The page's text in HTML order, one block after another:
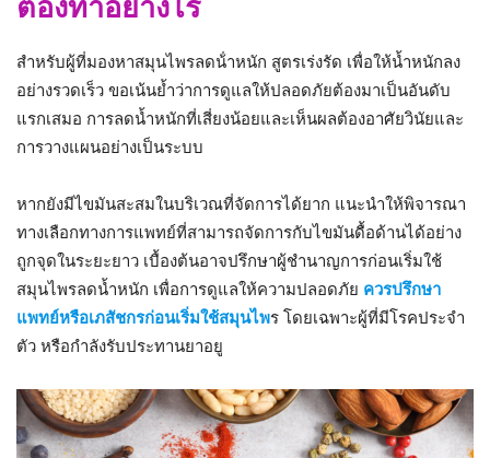
ต้องทำอย่างไร
สำหรับผู้ที่มองหาสมุนไพรลดน้ําหนัก สูตรเร่งรัด เพื่อให้น้ำหนักลง
อย่างรวดเร็ว ขอเน้นย้ำว่าการดูแลให้ปลอดภัยต้องมาเป็นอันดับ
แรกเสมอ การลดน้ำหนักที่เสี่ยงน้อยและเห็นผลต้องอาศัยวินัยและ
การวางแผนอย่างเป็นระบบ
หากยังมีไขมันสะสมในบริเวณที่จัดการได้ยาก แนะนำให้พิจารณา
ทางเลือกทางการแพทย์ที่สามารถจัดการกับไขมันดื้อด้านได้อย่าง
ถูกจุดในระยะยาว เบื้องต้นอาจปรึกษาผู้ชำนาญการก่อนเริ่มใช้
สมุนไพรลดน้ำหนัก เพื่อการดูแลให้ความปลอดภัย ควรปรึกษา
แพทย์หรือเภสัชกรก่อนเริ่มใช้สมุนไพร โดยเฉพาะผู้ที่มีโรคประจำ
ตัว หรือกำลังรับประทานยาอยู